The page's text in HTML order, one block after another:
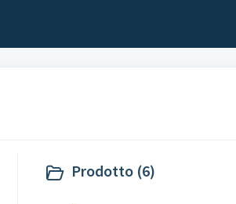
Prodotto (6)